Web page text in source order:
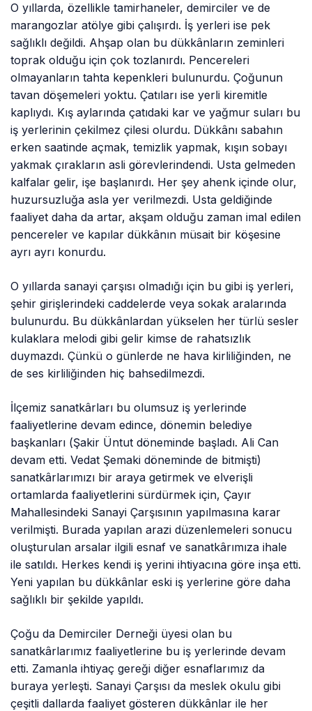
O yıllarda, özellikle tamirhaneler, demirciler ve de
marangozlar atölye gibi çalışırdı. İş yerleri ise pek
sağlıklı değildi. Ahşap olan bu dükkânların zeminleri
toprak olduğu için çok tozlanırdı. Pencereleri
olmayanların tahta kepenkleri bulunurdu. Çoğunun
tavan döşemeleri yoktu. Çatıları ise yerli kiremitle
kaplıydı. Kış aylarında çatıdaki kar ve yağmur suları bu
iş yerlerinin çekilmez çilesi olurdu. Dükkânı sabahın
erken saatinde açmak, temizlik yapmak, kışın sobayı
yakmak çırakların asli görevlerindendi. Usta gelmeden
kalfalar gelir, işe başlanırdı. Her şey ahenk içinde olur,
huzursuzluğa asla yer verilmezdi. Usta geldiğinde
faaliyet daha da artar, akşam olduğu zaman imal edilen
pencereler ve kapılar dükkânın müsait bir köşesine
ayrı ayrı konurdu.
O yıllarda sanayi çarşısı olmadığı için bu gibi iş yerleri,
şehir girişlerindeki caddelerde veya sokak aralarında
bulunurdu. Bu dükkânlardan yükselen her türlü sesler
kulaklara melodi gibi gelir kimse de rahatsızlık
duymazdı. Çünkü o günlerde ne hava kirliliğinden, ne
de ses kirliliğinden hiç bahsedilmezdi.
İlçemiz sanatkârları bu olumsuz iş yerlerinde
faaliyetlerine devam edince, dönemin belediye
başkanları (Şakir Üntut döneminde başladı. Ali Can
devam etti. Vedat Şemaki döneminde de bitmişti)
sanatkârlarımızı bir araya getirmek ve elverişli
ortamlarda faaliyetlerini sürdürmek için, Çayır
Mahallesindeki Sanayi Çarşısının yapılmasına karar
verilmişti. Burada yapılan arazi düzenlemeleri sonucu
oluşturulan arsalar ilgili esnaf ve sanatkârımıza ihale
ile satıldı. Herkes kendi iş yerini ihtiyacına göre inşa etti.
Yeni yapılan bu dükkânlar eski iş yerlerine göre daha
sağlıklı bir şekilde yapıldı.
Çoğu da Demirciler Derneği üyesi olan bu
sanatkârlarımız faaliyetlerine bu iş yerlerinde devam
etti. Zamanla ihtiyaç gereği diğer esnaflarımız da
buraya yerleşti. Sanayi Çarşısı da meslek okulu gibi
çeşitli dallarda faaliyet gösteren dükkânlar ile her